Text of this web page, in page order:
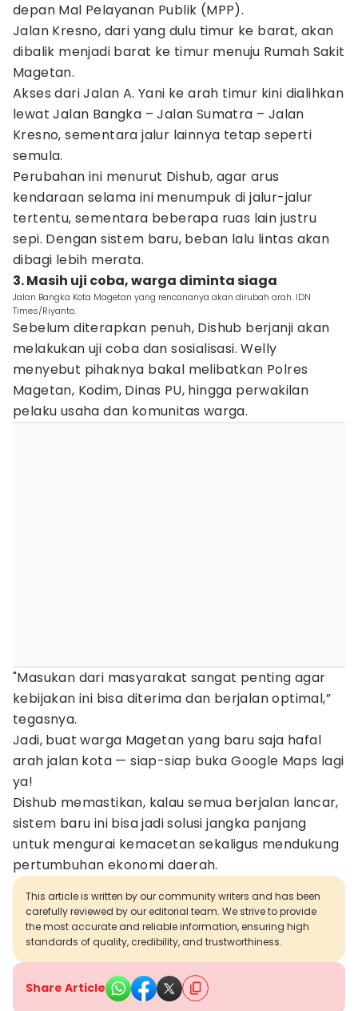
depan Mal Pelayanan Publik (MPP).
Jalan Kresno, dari yang dulu timur ke barat, akan
dibalik menjadi barat ke timur menuju Rumah Sakit
Magetan.
Akses dari Jalan A. Yani ke arah timur kini dialihkan
lewat Jalan Bangka – Jalan Sumatra – Jalan
Kresno, sementara jalur lainnya tetap seperti
semula.
Perubahan ini menurut Dishub, agar arus
kendaraan selama ini menumpuk di jalur-jalur
tertentu, sementara beberapa ruas lain justru
sepi. Dengan sistem baru, beban lalu lintas akan
dibagi lebih merata.
3. Masih uji coba, warga diminta siaga
Jalan Bangka Kota Magetan yang rencananya akan dirubah arah. IDN
Times/Riyanto.
Sebelum diterapkan penuh, Dishub berjanji akan
melakukan uji coba dan sosialisasi. Welly
menyebut pihaknya bakal melibatkan Polres
Magetan, Kodim, Dinas PU, hingga perwakilan
pelaku usaha dan komunitas warga.
"Masukan dari masyarakat sangat penting agar
kebijakan ini bisa diterima dan berjalan optimal,”
tegasnya.
Jadi, buat warga Magetan yang baru saja hafal
arah jalan kota — siap-siap buka Google Maps lagi
ya!
Dishub memastikan, kalau semua berjalan lancar,
sistem baru ini bisa jadi solusi jangka panjang
untuk mengurai kemacetan sekaligus mendukung
pertumbuhan ekonomi daerah.
This article is written by our community writers and has been
carefully reviewed by our editorial team. We strive to provide
the most accurate and reliable information, ensuring high
standards of quality, credibility, and trustworthiness.
Share Article